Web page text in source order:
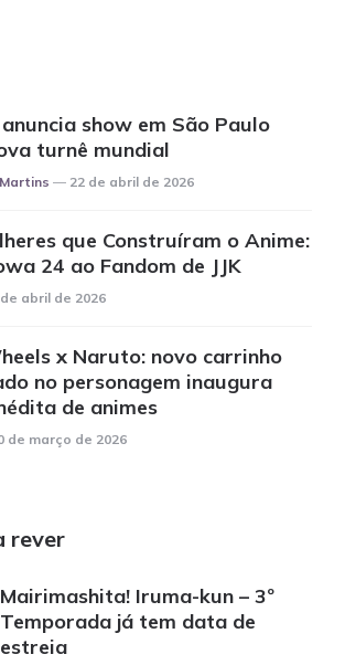
show em São Paulo
turnê mundial
22 de abril de 2026
que Construíram o Anime:
24 ao Fandom de JJK
abril de 2026
x Naruto: novo carrinho
no personagem inaugura
de animes
de março de 2026
rever
Mairimashita! Iruma-kun – 3º
Temporada já tem data de
estreia